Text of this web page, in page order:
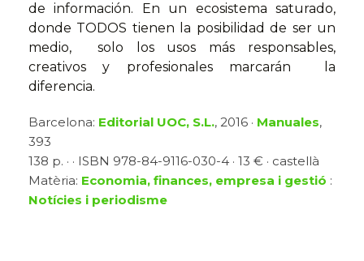
de información. En un ecosistema saturado,
donde TODOS tienen la posibilidad de ser un
medio, solo los usos más responsables,
creativos y profesionales marcarán la
diferencia.
Barcelona: Editorial UOC, S.L., 2016 · Manuales,
393
138 p. · · ISBN 978-84-9116-030-4 · 13 € · castellà
Matèria: Economia, finances, empresa i gestió :
Notícies i periodisme